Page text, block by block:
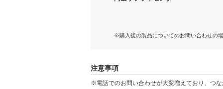
※購入後の製品についてのお問い合わせの
注意事項
※電話でのお問い合わせが大変増えており、つ